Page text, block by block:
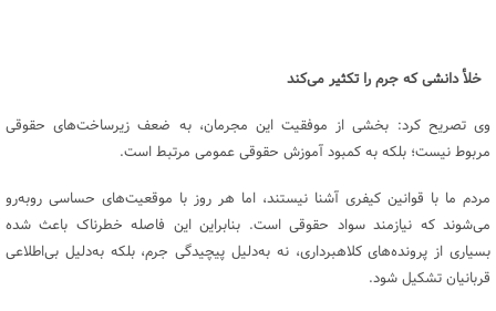
خلأ دانشی که جرم را تکثیر می‌کند
وی تصریح کرد: بخشی از موفقیت این مجرمان، به ضعف زیرساخت‌های حقوقی
مربوط نیست؛ بلکه به کمبود آموزش حقوقی عمومی مرتبط است.
مردم ما با قوانین کیفری آشنا نیستند، اما هر روز با موقعیت‌های حساسی روبه‌رو
می‌شوند که نیازمند سواد حقوقی است. بنابراین این فاصله خطرناک باعث شده
بسیاری از پرونده‌های کلاهبرداری، نه به‌دلیل پیچیدگی جرم، بلکه به‌دلیل بی‌اطلاعی
قربانیان تشکیل شود.